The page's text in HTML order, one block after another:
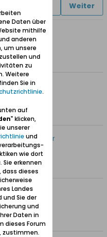
Weiter
u.a.
Daten über
mithilfe
anderen
um unsere
und
zu
Weitere
Sie in
.
auf
" klicken,
unserer
und
wie dort
Sie erkennen
dieses
Landes
Sie der
und
Daten in
dieses Forum
zustimmen.